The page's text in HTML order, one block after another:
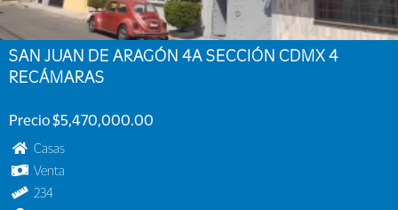
SAN JUAN DE ARAGÓN 4A SECCIÓN CDMX 4
RECÁMARAS
Precio $5,470,000.00
Casas
Venta
234